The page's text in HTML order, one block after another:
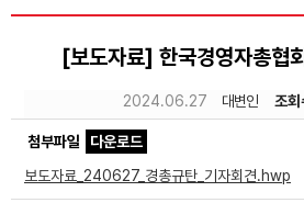
[보도자료] 한국경영자총협
2024.06.27 대변인 조회
첨부파일
다운로드
보도자료_240627_경총규탄_기자회견.hwp
공지사항
성명·보도
노동상담
Sketchbook5, 스